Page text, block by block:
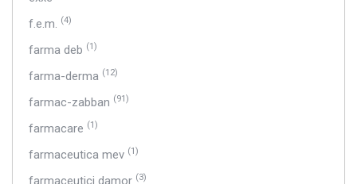
f.e.m. (4)
farma deb (1)
farma-derma (12)
farmac-zabban (91)
farmacare (1)
farmaceutica mev (1)
farmaceutici damor (3)